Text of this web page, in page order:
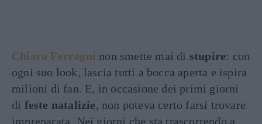
Chiara Ferragni non smette mai di stupire: con
ogni suo look, lascia tutti a bocca aperta e ispira
milioni di fan. E, in occasione dei primi giorni
di feste natalizie, non poteva certo farsi trovare
impreparata. Nei giorni che sta trascorrendo a